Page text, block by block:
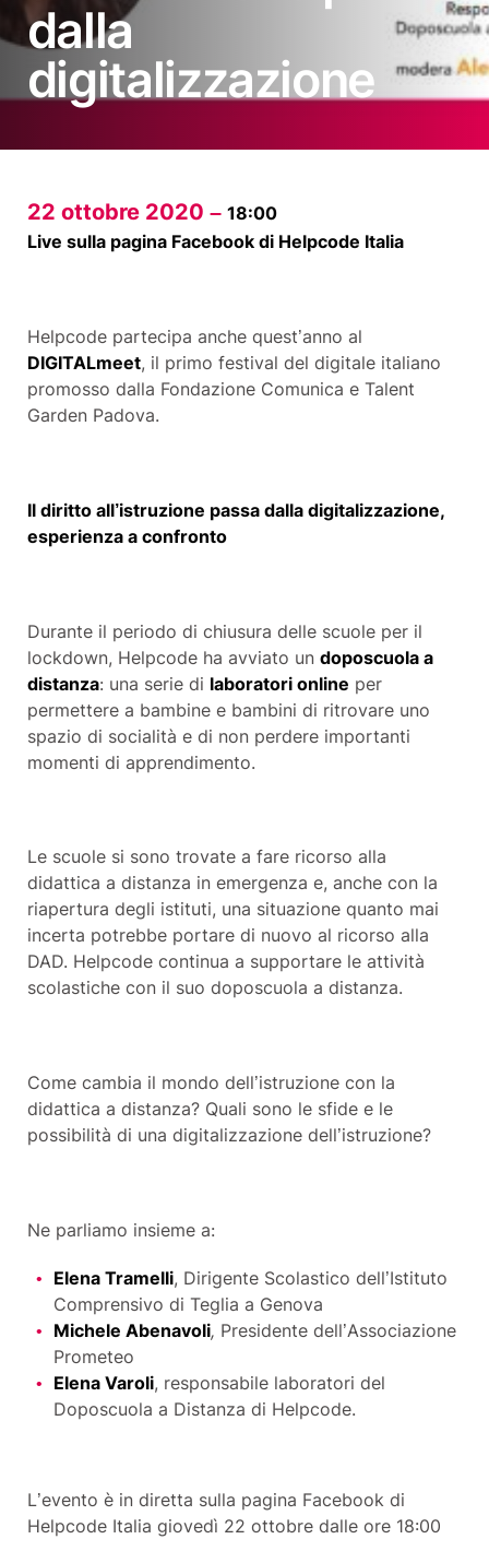
dalla
digitalizzazione
22 ottobre 2020 – 18:00
Live sulla pagina Facebook di Helpcode Italia
Helpcode partecipa anche quest’anno al
DIGITALmeet, il primo festival del digitale italiano
promosso dalla Fondazione Comunica e Talent
Garden Padova.
Il diritto all’istruzione passa dalla digitalizzazione,
esperienza a confronto
Durante il periodo di chiusura delle scuole per il
lockdown, Helpcode ha avviato un doposcuola a
distanza: una serie di laboratori online per
permettere a bambine e bambini di ritrovare uno
spazio di socialità e di non perdere importanti
momenti di apprendimento.
Le scuole si sono trovate a fare ricorso alla
didattica a distanza in emergenza e, anche con la
riapertura degli istituti, una situazione quanto mai
incerta potrebbe portare di nuovo al ricorso alla
DAD. Helpcode continua a supportare le attività
scolastiche con il suo doposcuola a distanza.
Come cambia il mondo dell’istruzione con la
didattica a distanza? Quali sono le sfide e le
possibilità di una digitalizzazione dell’istruzione?
Ne parliamo insieme a:
Elena Tramelli, Dirigente Scolastico dell’Istituto
Comprensivo di Teglia a Genova
Michele Abenavoli, Presidente dell’Associazione
Prometeo
Elena Varoli, responsabile laboratori del
Doposcuola a Distanza di Helpcode.
L’evento è in diretta sulla pagina Facebook di
Helpcode Italia giovedì 22 ottobre dalle ore 18:00